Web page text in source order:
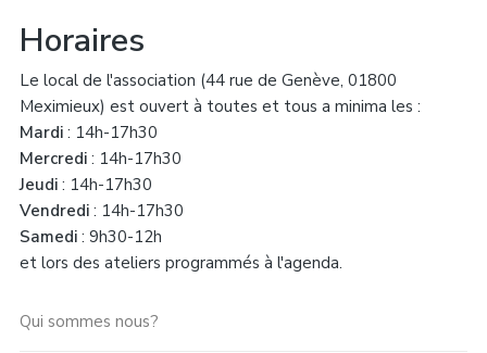
Horaires
Le local de l'association (44 rue de Genève, 01800
Meximieux) est ouvert à toutes et tous a minima les :
Mardi: 14h-17h30
Mercredi: 14h-17h30
Jeudi: 14h-17h30
Vendredi: 14h-17h30
Samedi: 9h30-12h
et lors des ateliers programmés à l'agenda.
Qui sommes nous?